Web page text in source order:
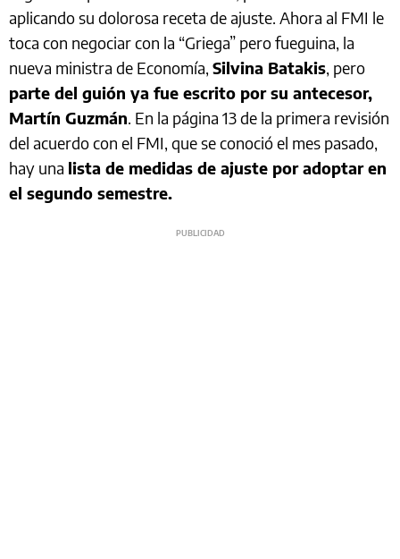
aplicando su dolorosa receta de ajuste. Ahora al FMI le
toca con negociar con la “Griega” pero fueguina, la
nueva ministra de Economía, Silvina Batakis, pero
parte del guión ya fue escrito por su antecesor,
Martín Guzmán. En la página 13 de la primera revisión
del acuerdo con el FMI, que se conoció el mes pasado,
hay una lista de medidas de ajuste por adoptar en
el segundo semestre.